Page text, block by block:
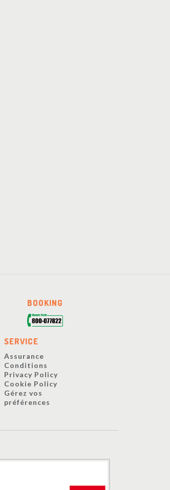
BOOKING
SERVICE
Assurance
Conditions
Privacy Policy
Cookie Policy
Gérez vos
préférences